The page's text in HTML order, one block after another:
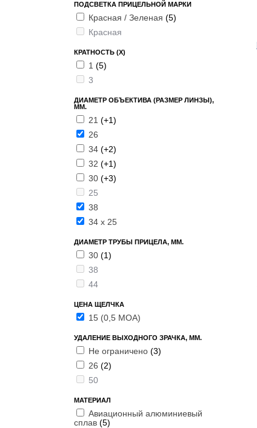
ПОДСВЕТКА ПРИЦЕЛЬНОЙ МАРКИ
Красная / Зеленая (5)
Красная
КРАТНОСТЬ (Х)
1 (5)
3
ДИАМЕТР ОБЪЕКТИВА (РАЗМЕР ЛИНЗЫ),
ММ.
21 (+1)
26
34 (+2)
32 (+1)
30 (+3)
25
38
34 x 25
ДИАМЕТР ТРУБЫ ПРИЦЕЛА, ММ.
30 (1)
38
44
ЦЕНА ЩЕЛЧКА
15 (0,5 МОА)
УДАЛЕНИЕ ВЫХОДНОГО ЗРАЧКА, ММ.
Не ограничено (3)
26 (2)
50
МАТЕРИАЛ
Авиационный алюминиевый
сплав (5)